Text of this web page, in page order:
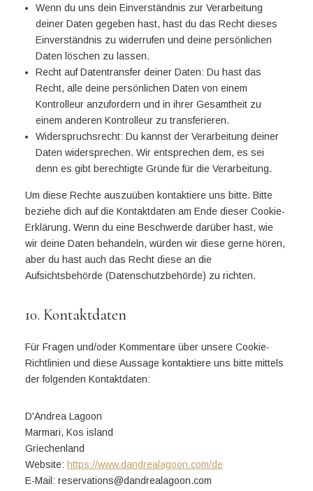
Wenn du uns dein Einverständnis zur Verarbeitung
deiner Daten gegeben hast, hast du das Recht dieses
Einverständnis zu widerrufen und deine persönlichen
Daten löschen zu lassen.
Recht auf Datentransfer deiner Daten: Du hast das
Recht, alle deine persönlichen Daten von einem
Kontrolleur anzufordern und in ihrer Gesamtheit zu
einem anderen Kontrolleur zu transferieren.
Widerspruchsrecht: Du kannst der Verarbeitung deiner
Daten widersprechen. Wir entsprechen dem, es sei
denn es gibt berechtigte Gründe für die Verarbeitung.
Um diese Rechte auszuüben kontaktiere uns bitte. Bitte
beziehe dich auf die Kontaktdaten am Ende dieser Cookie-
Erklärung. Wenn du eine Beschwerde darüber hast, wie
wir deine Daten behandeln, würden wir diese gerne hören,
aber du hast auch das Recht diese an die
Aufsichtsbehörde (Datenschutzbehörde) zu richten.
10. Kontaktdaten
Für Fragen und/oder Kommentare über unsere Cookie-
Richtlinien und diese Aussage kontaktiere uns bitte mittels
der folgenden Kontaktdaten:
D'Andrea Lagoon
Marmari, Kos island
Griechenland
Website: https://www.dandrealagoon.com/de
E-Mail: reservations@dandrealagoon.com